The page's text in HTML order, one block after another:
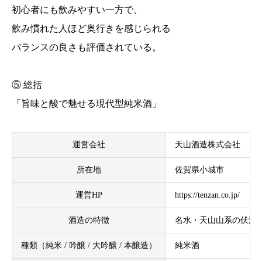
初心者にも飲みやすい一方で、
飲み慣れた人ほど奥行きを感じられる
バランスの良さも評価されている。
⑤ 総括
「旨味と酸で魅せる現代型純米酒」
運営会社 天山酒造株式会社
所在地 佐賀県小城市
運営HP https://tenzan.co.jp/
酒造の特徴 名水・天山山系の伏流
種類（純米 / 吟醸 / 大吟醸 / 本醸造） 純米酒